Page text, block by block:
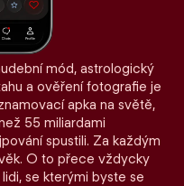
mód, astrologický
a ověření fotografie je
apka na světě,
55 miliardami
spustili. Za každým
O to přece vždycky
se kterými byste se